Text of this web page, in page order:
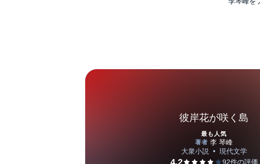
彼岸花が咲く島
最も人気